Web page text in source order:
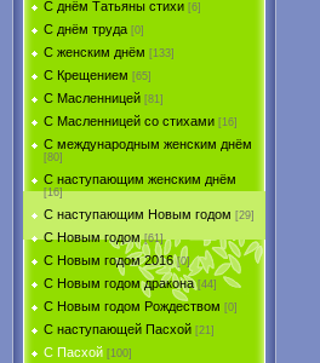
С днём Татьяны стихи [6]
С днём труда [0]
С женским днём [133]
С Крещением [65]
С Масленницей [81]
С Масленницей со стихами [16]
С международным женским днём
[80]
С наступающим женским днём
[16]
С наступающим Новым годом [29]
С Новым годом [61]
С Новым годом 2016 [0]
С Новым годом дракона [44]
С Новым годом Рождеством [0]
С наступающей Пасхой [21]
С Пасхой [100]